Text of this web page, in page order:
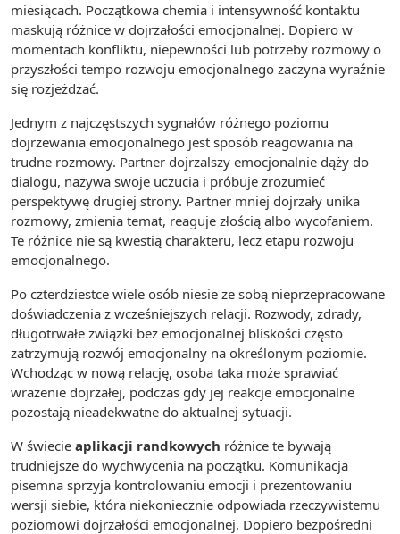
miesiącach. Początkowa chemia i intensywność kontaktu
maskują różnice w dojrzałości emocjonalnej. Dopiero w
momentach konfliktu, niepewności lub potrzeby rozmowy o
przyszłości tempo rozwoju emocjonalnego zaczyna wyraźnie
się rozjeżdżać.
Jednym z najczęstszych sygnałów różnego poziomu
dojrzewania emocjonalnego jest sposób reagowania na
trudne rozmowy. Partner dojrzalszy emocjonalnie dąży do
dialogu, nazywa swoje uczucia i próbuje zrozumieć
perspektywę drugiej strony. Partner mniej dojrzały unika
rozmowy, zmienia temat, reaguje złością albo wycofaniem.
Te różnice nie są kwestią charakteru, lecz etapu rozwoju
emocjonalnego.
Po czterdziestce wiele osób niesie ze sobą nieprzepracowane
doświadczenia z wcześniejszych relacji. Rozwody, zdrady,
długotrwałe związki bez emocjonalnej bliskości często
zatrzymują rozwój emocjonalny na określonym poziomie.
Wchodząc w nową relację, osoba taka może sprawiać
wrażenie dojrzałej, podczas gdy jej reakcje emocjonalne
pozostają nieadekwatne do aktualnej sytuacji.
W świecie aplikacji randkowych różnice te bywają
trudniejsze do wychwycenia na początku. Komunikacja
pisemna sprzyja kontrolowaniu emocji i prezentowaniu
wersji siebie, która niekoniecznie odpowiada rzeczywistemu
poziomowi dojrzałości emocjonalnej. Dopiero bezpośredni